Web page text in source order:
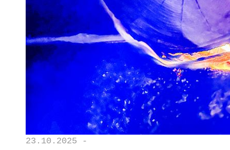
23.10.2025 -